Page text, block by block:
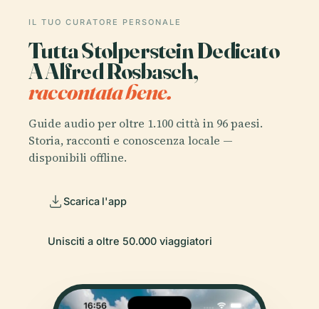
IL TUO CURATORE PERSONALE
Tutta Stolperstein Dedicato
A Alfred Rosbasch,
raccontata bene.
Guide audio per oltre 1.100 città in 96 paesi.
Storia, racconti e conoscenza locale —
disponibili offline.
Scarica l'app
Unisciti a oltre 50.000 viaggiatori